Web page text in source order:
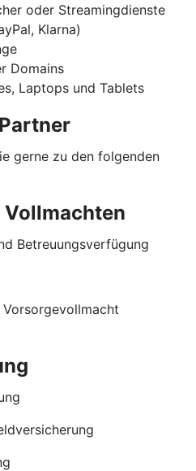
oder Streamingdienste
Klarna)
Domains
Laptops und Tablets
gerne zu den folgenden
Betreuungsverfügung